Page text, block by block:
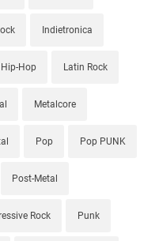
Indietronica
Hop Latin Rock
Metalcore
Pop Pop PUNK
Post-Metal
Rock Punk